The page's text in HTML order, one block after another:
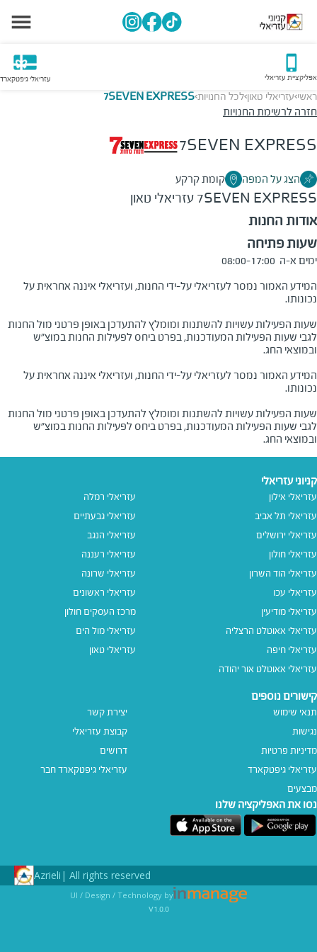
אפליקציית עזריאלי עזריאלי גיפטקארד
ראשי>עזריאלי טאון>לכל החנויות>
7SEVEN EXPRESS
חזרה לרשימת החנויות
7SEVEN EXPRESS
הצג על המפה קומת קרקע
7SEVEN EXPRESS עזריאלי טאון
אודות החנות
שעות פתיחה
המידע האמור נמסר לעזריאלי על-ידי החנות, ועזריאלי איננה אחראית על
שעות הפעילות עשויות להשתנות ומומלץ להתעדכן באופן פרטני מול החנות
לגבי שעות הפעילות המעודכנות, בפרט ביחס לפעילות החנות במוצ"ש
ובמוצאי החג.
קניוני עזריאלי
עזריאלי אילון
עזריאלי תל אביב
עזריאלי ירושלים
עזריאלי חולון
עזריאלי הוד השרון
עזריאלי עכו
עזריאלי מודיעין
עזריאלי אאוטלט הרצליה
עזריאלי חיפה
עזריאלי אאוטלט אור יהודה
עזריאלי רמלה
עזריאלי גבעתיים
עזריאלי הנגב
עזריאלי רעננה
עזריאלי שרונה
עזריאלי ראשונים
מרכז העסקים חולון
עזריאלי מול הים
עזריאלי טאון
קישורים נוספים
תנאי שימוש
נגישות
מדיניות פרטיות
עזריאלי גיפטקארד
מבצעים
יצירת קשר
קבוצת עזריאלי
דרושים
עזריאלי גיפטקארד חבר‎
נסו את האפליקציה שלנו
All rights reserved |
Azrieli
UI / Design / Technology by
v1.0.0